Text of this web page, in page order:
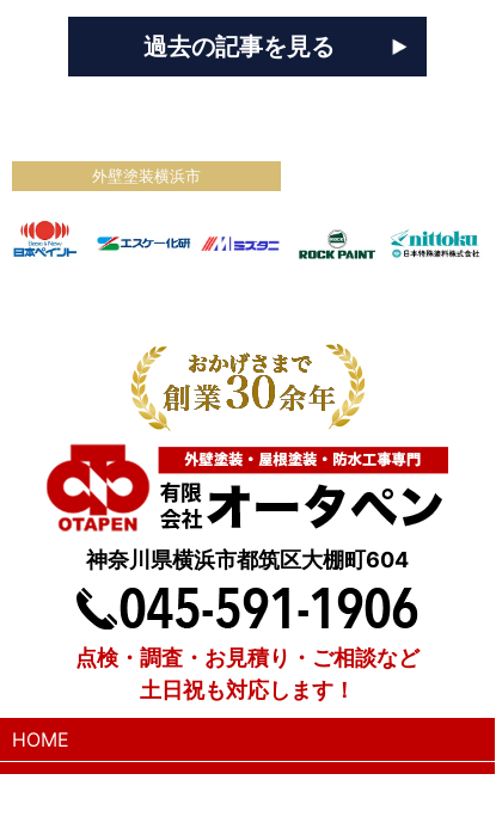
過去の記事を見る
外壁塗装横浜市
神奈川県横浜市都筑区大棚町604
点検・調査・お見積り・ご相談など
土日祝も対応します！
HOME